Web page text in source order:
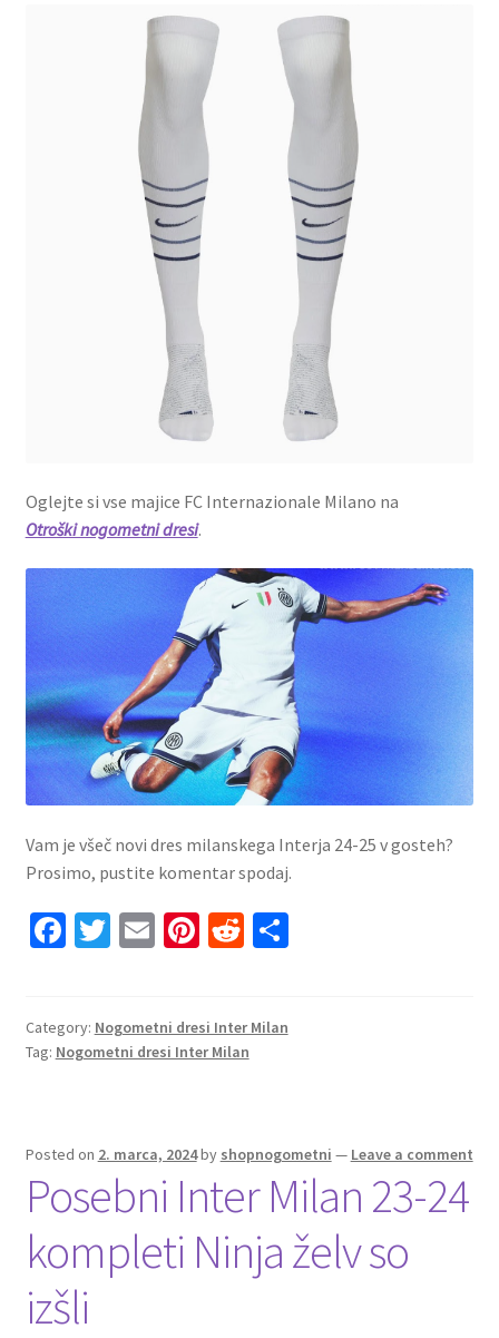
Oglejte si vse majice FC Internazionale Milano na
Otroški nogometni dresi.
Vam je všeč novi dres milanskega Interja 24-25 v gosteh?
Prosimo, pustite komentar spodaj.
Fa
o
o
T
er
E
l
Pi
es
t
R
di
t
S
e
Category: Nogometni dresi Inter Milan
Tag: Nogometni dresi Inter Milan
Posted on 2. marca, 2024by shopnogometni — Leave a comment
Posebni Inter Milan 23-24
kompleti Ninja želv so
izšli